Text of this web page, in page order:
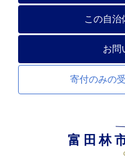
この自治
お問
寄付のみの
富田林